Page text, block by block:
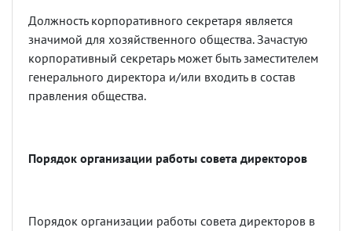
Должность корпоративного секретаря является
значимой для хозяйственного общества. Зачастую
корпоративный секретарь может быть заместителем
генерального директора и/или входить в состав
правления общества.
Порядок организации работы совета директоров
Порядок организации работы совета директоров в